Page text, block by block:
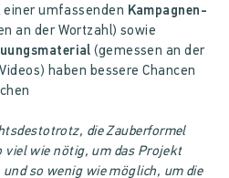
umfassenden Kampagnen-
an der Wortzahl) sowie
(gemessen an der
haben bessere Chancen
die Zauberformel
viel wie nötig, um das Projekt
so wenig wie möglich, um die